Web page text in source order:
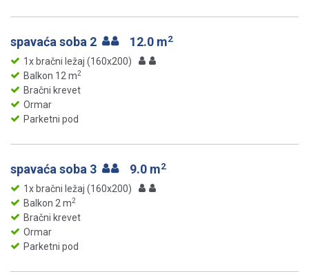
spavaća soba 2 12.0 m2
1x bračni ležaj (160x200)
Balkon 12 m2
Bračni krevet
Ormar
Parketni pod
spavaća soba 3 9.0 m2
1x bračni ležaj (160x200)
Balkon 2 m2
Bračni krevet
Ormar
Parketni pod